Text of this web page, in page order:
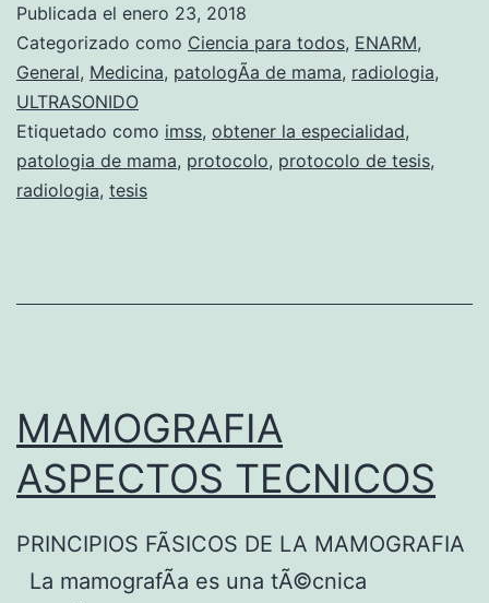
s
i
i
E
s
c
Publicada el enero 23, 2018
Categorizado como Ciencia para todos, ENARM,
General, Medicina, patologÃ­a de mama, radiologia,
ULTRASONIDO
Etiquetado como imss, obtener la especialidad,
patologia de mama, protocolo, protocolo de tesis,
radiologia, tesis
MAMOGRAFIA
ASPECTOS TECNICOS
PRINCIPIOS FÃSICOS DE LA MAMOGRAFIA
La mamografÃ­a es una tÃ©cnica